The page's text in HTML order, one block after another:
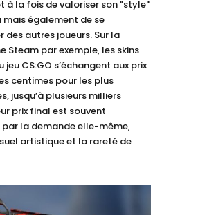
à la fois de valoriser son "style"
mais également de se
des autres joueurs. Sur la
Steam par exemple, les skins
jeu CS:GO s’échangent aux prix
centimes pour les plus
jusqu’à plusieurs milliers
prix final est souvent
la demande elle-même,
artistique et la rareté de